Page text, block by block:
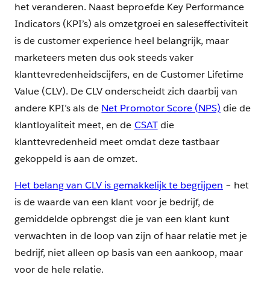
het veranderen. Naast beproefde Key Performance
Indicators (KPI’s) als omzetgroei en saleseffectiviteit
is de customer experience heel belangrijk, maar
marketeers meten dus ook steeds vaker
klanttevredenheidscijfers, en de Customer Lifetime
Value (CLV). De CLV onderscheidt zich daarbij van
andere KPI’s als de Net Promotor Score (NPS) die de
klantloyaliteit meet, en de CSATdie
klanttevredenheid meet omdat deze tastbaar
gekoppeld is aan de omzet.
Het belang van CLV is gemakkelijk te begrijpen – het
is de waarde van een klant voor je bedrijf, de
gemiddelde opbrengst die je van een klant kunt
verwachten in de loop van zijn of haar relatie met je
bedrijf, niet alleen op basis van een aankoop, maar
voor de hele relatie.